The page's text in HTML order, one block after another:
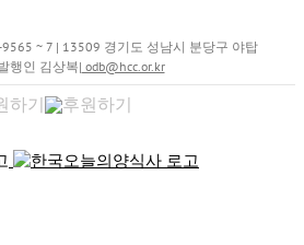
~ 7 | 13509 경기도 성남시 분당구 야탑
행인 김상복| odb@hcc.or.kr
하기